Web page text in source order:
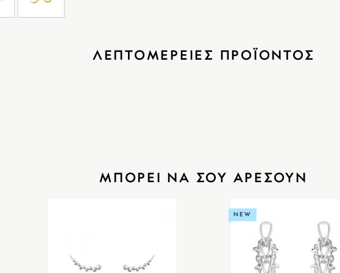
ΛΕΠΤΟΜΕΡΕΙΕΣ ΠΡΟΪΟΝΤΟΣ
ΜΠΟΡΕΙ ΝΑ ΣΟΥ ΑΡΕΣΟΥΝ
NEW